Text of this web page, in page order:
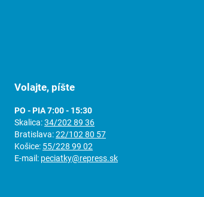
Volajte, píšte
PO - PIA 7:00 - 15:30
Skalica:34/202 89 36
Bratislava:22/102 80 57
Košice: 55/228 99 02
E-mail: peciatky@repress.sk